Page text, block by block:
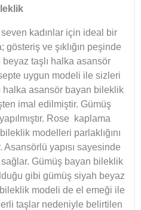
kadınlar için ideal bir
ve şıklığın peşinde
taşlı halka asansör
uygun modeli ile sizleri
halka asansör bayan bileklik
imal edilmiştir. Gümüş
Rose kaplama
modelleri parlaklığını
yapısı sayesinde
sağlar. Gümüş bayan bileklik
gibi gümüş siyah beyaz
modeli de el emeği ile
taşlar nedeniyle belirtilen